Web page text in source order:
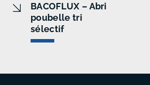
BACOFLUX – Abri
poubelle tri
sélectif